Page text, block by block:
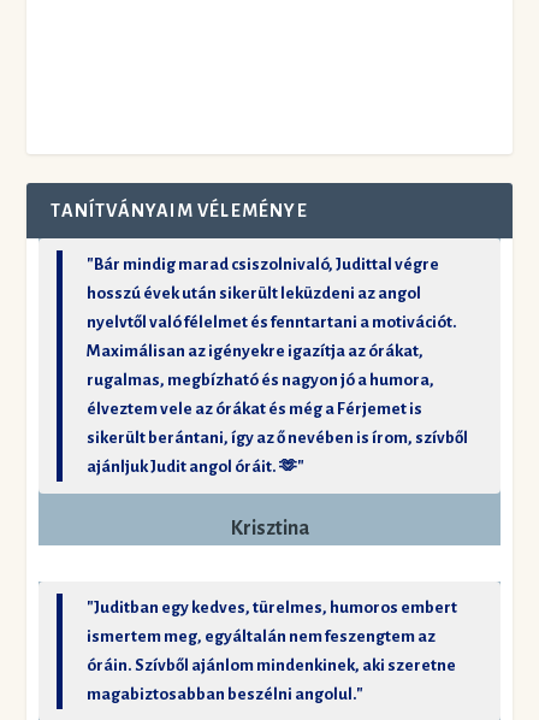
TANÍTVÁNYAIM VÉLEMÉNYE
"Bár mindig marad csiszolnivaló, Judittal végre
hosszú évek után sikerült leküzdeni az angol
nyelvtől való félelmet és fenntartani a motivációt.
Maximálisan az igényekre igazítja az órákat,
rugalmas, megbízható és nagyon jó a humora,
élveztem vele az órákat és még a Férjemet is
sikerült berántani, így az ő nevében is írom, szívből
ajánljuk Judit angol óráit. 🫶"
Krisztina
"Juditban egy kedves, türelmes, humoros embert
ismertem meg, egyáltalán nem feszengtem az
óráin. Szívből ajánlom mindenkinek, aki szeretne
magabiztosabban beszélni angolul."